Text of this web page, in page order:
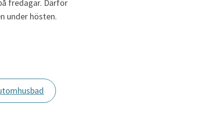
fredagar. Därför
under hösten.